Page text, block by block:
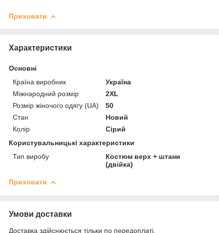
Приховати
Характеристики
Основні
Країна виробник
Україна
Міжнародний розмір
2XL
Розмір жіночого одягу (UA)
50
Стан
Новий
Колір
Сірий
Користувальницькі характеристики
Тип виробу
Костюм верх + штани
(двійка)
Приховати
Умови доставки
Доставка здійснюється тільки по передоплаті.